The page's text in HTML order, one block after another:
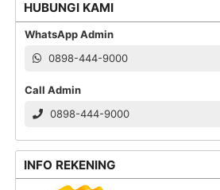
HUBUNGI KAMI
WhatsApp Admin
0898-444-9000
Call Admin
0898-444-9000
INFO REKENING